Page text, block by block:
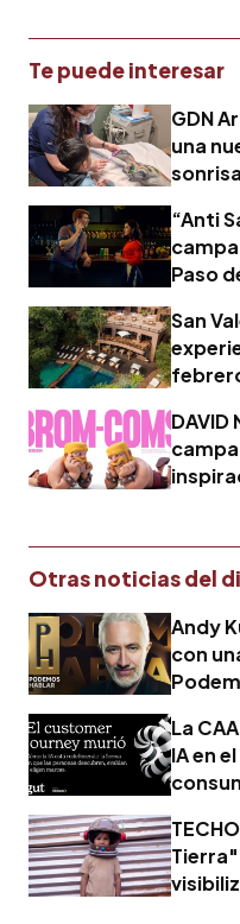
Te puede interesar
GDN
una
“Anti
Paso
San
DAVID
Otras noticias del
Andy
con
La
IA en